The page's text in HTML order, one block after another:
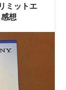
ミットエ
想